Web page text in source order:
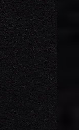
670 TL